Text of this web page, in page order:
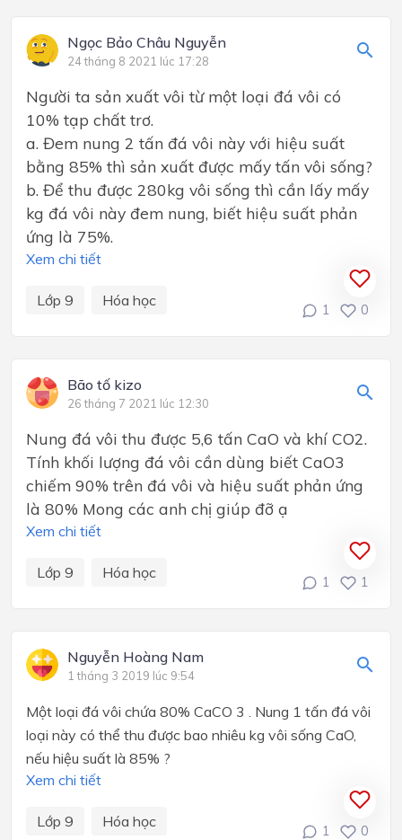
Ngọc Bảo Châu Nguyễn
24 tháng 8 2021 lúc 17:28
Người ta sản xuất vôi từ một loại đá vôi có
10% tạp chất trơ.
a. Đem nung 2 tấn đá vôi này với hiệu suất
bằng 85% thì sản xuất được mấy tấn vôi sống?
b. Để thu được 280kg vôi sống thì cần lấy mấy
kg đá vôi này đem nung, biết hiệu suất phản
ứng là 75%.
Xem chi tiết
Lớp 9 Hóa học
1 0
Bão tố kizo
26 tháng 7 2021 lúc 12:30
Nung đá vôi thu được 5,6 tấn CaO và khí CO2.
Tính khối lượng đá vôi cần dùng biết CaO3
chiếm 90% trên đá vôi và hiệu suất phản ứng
là 80% Mong các anh chị giúp đỡ ạ
Xem chi tiết
Lớp 9 Hóa học
1 1
Nguyễn Hoàng Nam
1 tháng 3 2019 lúc 9:54
Một loại đá vôi chứa 80% CaCO 3
. Nung 1 tấn đá vôi
loại này có thể thu được bao nhiêu kg vôi sống CaO,
nếu hiệu suất là 85% ?
Xem chi tiết
Lớp 9 Hóa học
1 0